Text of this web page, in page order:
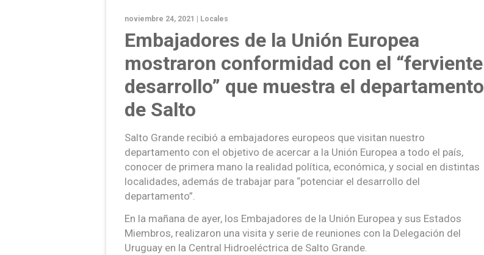
noviembre 24, 2021 | Locales
Embajadores de la Unión Europea
mostraron conformidad con el “ferviente
desarrollo” que muestra el departamento
de Salto
Salto Grande recibió a embajadores europeos que visitan nuestro
departamento con el objetivo de acercar a la Unión Europea a todo el país,
conocer de primera mano la realidad política, económica, y social en distintas
localidades, además de trabajar para “potenciar el desarrollo del
departamento”.
En la mañana de ayer, los Embajadores de la Unión Europea y sus Estados
Miembros, realizaron una visita y serie de reuniones con la Delegación del
Uruguay en la Central Hidroeléctrica de Salto Grande.